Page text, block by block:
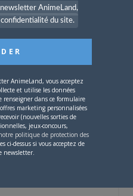
Google+Pinterest
CRUZ
couleurs d'AnimeLand était
me reste plus qu'à
AnimeLand,
du site.
AnimeLand, vous acceptez
et utilise les données
renseigner dans ce formulaire
marketing personnalisées
(nouvelles sorties de
jeux-concours,
politique de protection des
ci-dessus si vous acceptez de
newsletter.